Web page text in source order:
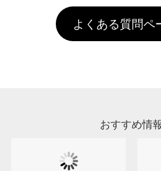
頂いても、ログインがさ
クにカウントがされませ
害な性質で、水洗いで落
お手数ですが、お客様ご
していただけますよう
通常注文・直送機能での
引」などによるお値引き
場合は送料がかかります
い。
よくある質問ペ
おすすめ情